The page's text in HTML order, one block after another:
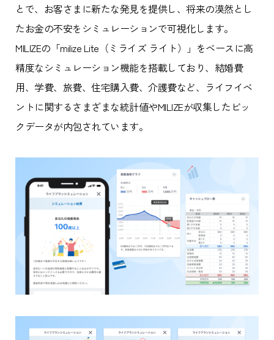
とで、お客さまに新たな発見を提供し、将来の漠然とし
たお金の不安をシミュレーションで可視化します。
MILIZEの「milize Lite（ミライズ ライト）」をベースに高
精度なシミュレーション機能を搭載しており、結婚費
用、学費、旅費、住宅購入費、介護費など、ライフイベ
ントに関するさまざまな統計値やMILIZEが収集したビッ
クデータが内包されています。